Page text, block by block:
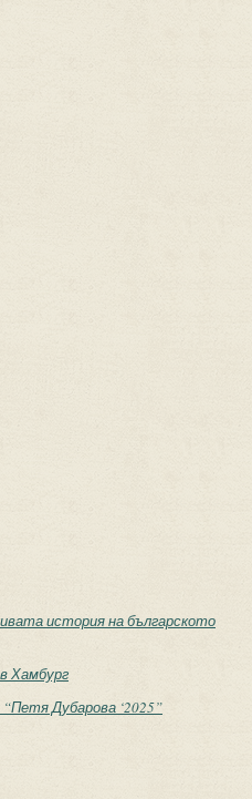
история на българското
Хамбург
Дубарова ‘2025”